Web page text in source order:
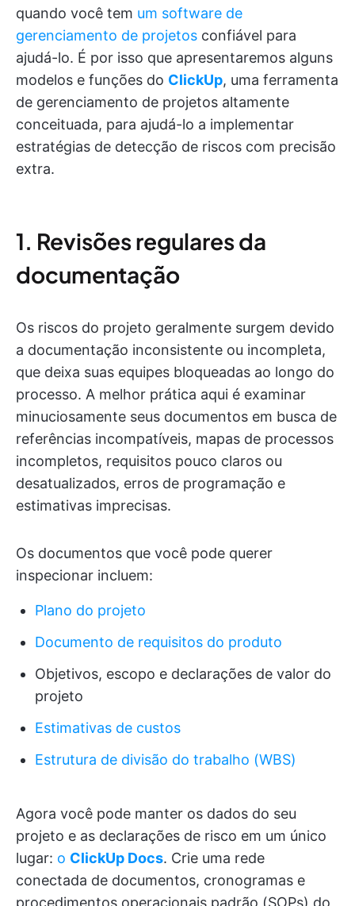
quando você tem um software de
gerenciamento de projetos confiável para
ajudá-lo. É por isso que apresentaremos alguns
modelos e funções do ClickUp, uma ferramenta
de gerenciamento de projetos altamente
conceituada, para ajudá-lo a implementar
estratégias de detecção de riscos com precisão
extra.
1. Revisões regulares da
documentação
Os riscos do projeto geralmente surgem devido
a documentação inconsistente ou incompleta,
que deixa suas equipes bloqueadas ao longo do
processo. A melhor prática aqui é examinar
minuciosamente seus documentos em busca de
referências incompatíveis, mapas de processos
incompletos, requisitos pouco claros ou
desatualizados, erros de programação e
estimativas imprecisas.
Os documentos que você pode querer
inspecionar incluem:
Plano do projeto
Documento de requisitos do produto
Objetivos, escopo e declarações de valor do
projeto
Estimativas de custos
Estrutura de divisão do trabalho (WBS)
Agora você pode manter os dados do seu
projeto e as declarações de risco em um único
lugar: o ClickUp Docs. Crie uma rede
conectada de documentos, cronogramas e
procedimentos operacionais padrão (SOPs) do